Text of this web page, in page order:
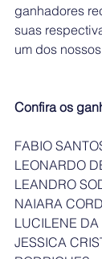
ganhadores
suas
um dos
Confira os
JESSICA